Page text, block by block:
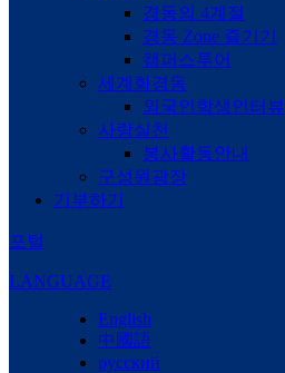
경동의 4계절
경동 Zone 즐기기
캠퍼스투어
세계화경동
외국인학생인터뷰
사랑실천
봉사활동안내
구성원광장
기부하기
포털
LANGUAGE
English
中國語
русский